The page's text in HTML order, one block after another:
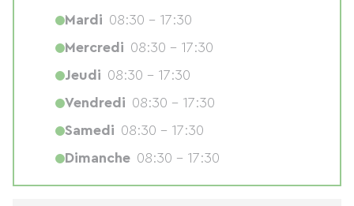
Mardi 08:30 - 17:30
Mercredi 08:30 - 17:30
Jeudi 08:30 - 17:30
Vendredi 08:30 - 17:30
Samedi 08:30 - 17:30
Dimanche 08:30 - 17:30